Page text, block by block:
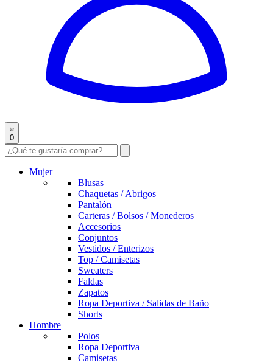
0
Mujer
Blusas
Chaquetas / Abrigos
Pantalón
Carteras / Bolsos / Monederos
Accesorios
Conjuntos
Vestidos / Enterizos
Top / Camisetas
Sweaters
Faldas
Zapatos
Ropa Deportiva / Salidas de Baño
Shorts
Hombre
Polos
Ropa Deportiva
Camisetas